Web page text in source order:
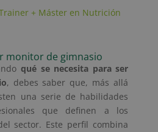
+ Máster en Nutrición
monitor de gimnasio
qué se necesita para ser
, debes saber que, más allá
una serie de habilidades
que definen a los
sector. Este perfil combina